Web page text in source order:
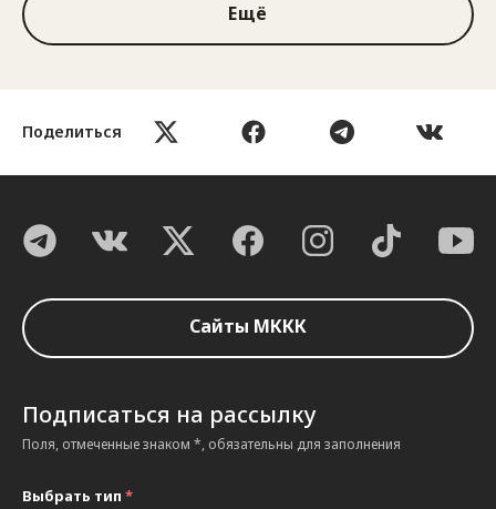
Поделиться
Ещё
Сайты МККК
Подписаться на рассылку
Поля, отмеченные знаком *, обязательны для заполнения
Выбрать тип *